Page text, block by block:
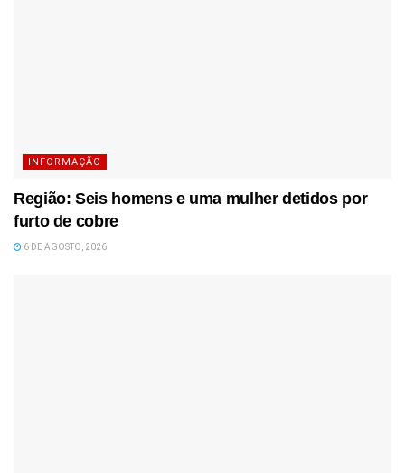
INFORMAÇÃO
Região: Seis homens e uma mulher detidos por
furto de cobre
6 DE AGOSTO, 2026